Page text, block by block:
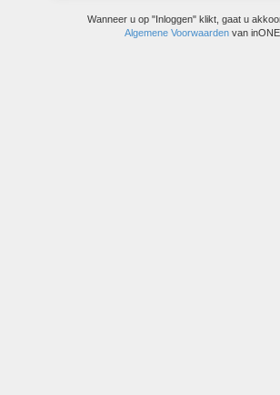
Wanneer u op "Inloggen" klikt, gaat u
Algemene Voorwaarden van inONE.